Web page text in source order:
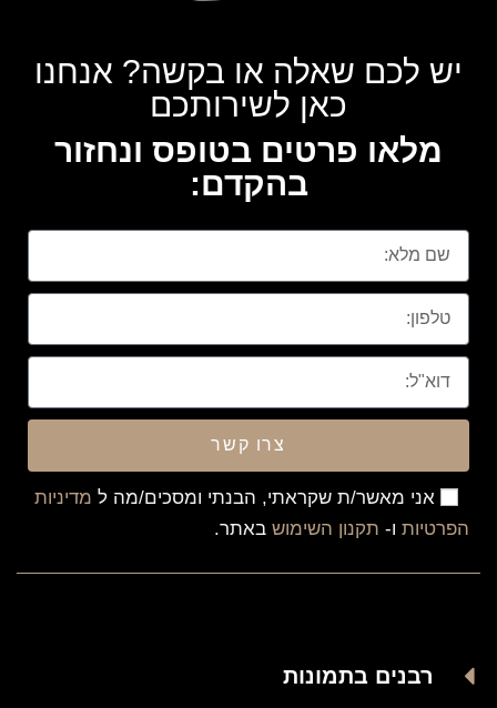
יש לכם שאלה או בקשה? אנחנו
כאן לשירותכם
מלאו פרטים בטופס ונחזור
בהקדם:
אני מאשר/ת שקראתי, הבנתי ומסכים/מה ל מדיניות
הפרטיות ו- תקנון השימוש באתר.
צרו קשר
רבנים בתמונות